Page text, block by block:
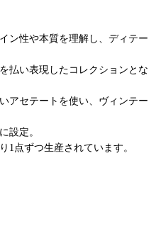
ン性や本質を理解し、ディテー
払い表現したコレクションとな
アセテートを使い、ヴィンテー
設定。
1点ずつ生産されています。